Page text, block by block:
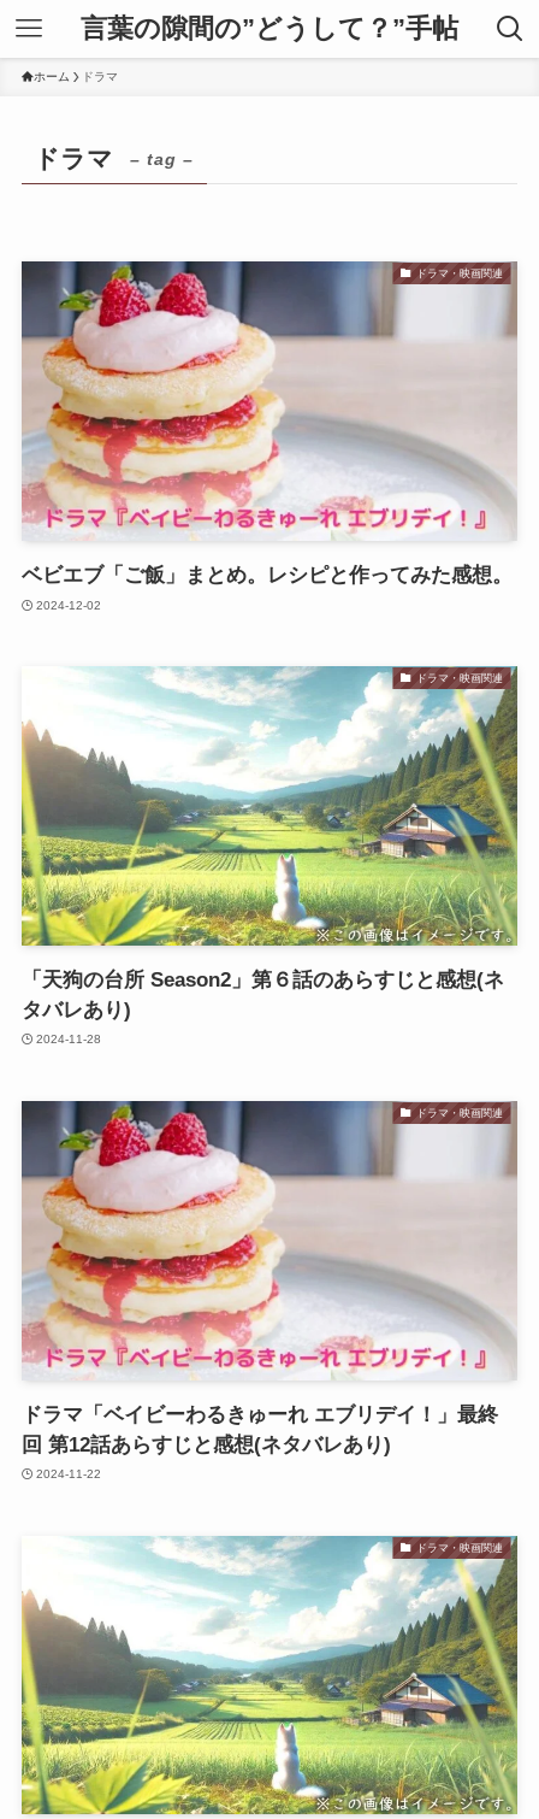
言葉の隙間の”どうして？”手帖
ホーム ドラマ
ドラマ – tag –
ドラマ・映画関連
ベビエブ「ご飯」まとめ。レシピと作ってみた感想。
2024-12-02
ドラマ・映画関連
「天狗の台所 Season2」第６話のあらすじと感想(ネ
タバレあり)
2024-11-28
ドラマ・映画関連
ドラマ「ベイビーわるきゅーれ エブリデイ！」最終
回 第12話あらすじと感想(ネタバレあり)
2024-11-22
ドラマ・映画関連